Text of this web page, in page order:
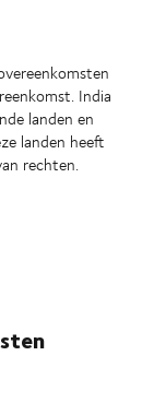
India
landen en
landen heeft
rechten.